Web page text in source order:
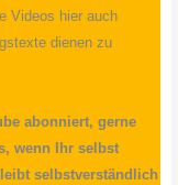
Videos hier auch
dienen zu
abonniert, gerne
wenn Ihr selbst
selbstverständlich